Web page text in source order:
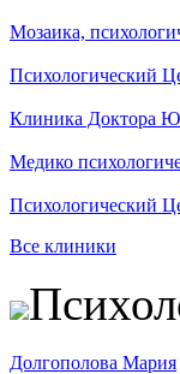
Мозаика,
Психологический
Клиника Доктора
Медико
Психологический
Все клиники
Долгополова Мария